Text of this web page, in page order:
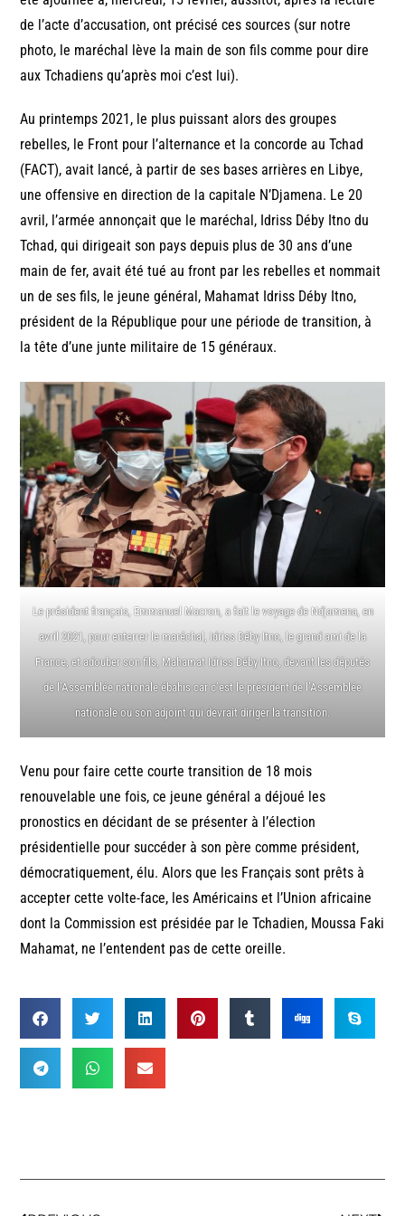
de l’acte d’accusation, ont précisé ces sources (sur notre
photo, le maréchal lève la main de son fils comme pour dire
aux Tchadiens qu’après moi c’est lui).
Au printemps 2021, le plus puissant alors des groupes
rebelles, le Front pour l’alternance et la concorde au Tchad
(FACT), avait lancé, à partir de ses bases arrières en Libye,
une offensive en direction de la capitale N’Djamena. Le 20
avril, l’armée annonçait que le maréchal, Idriss Déby Itno du
Tchad, qui dirigeait son pays depuis plus de 30 ans d’une
main de fer, avait été tué au front par les rebelles et nommait
un de ses fils, le jeune général, Mahamat Idriss Déby Itno,
président de la République pour une période de transition, à
la tête d’une junte militaire de 15 généraux.
Le président français, Emmanuel Macron, a fait le voyage de Ndjamena, en
avril 2021, pour enterrer le maréchal, Idriss Déby Itno, le grand ami de la
France, et adouber son fils, Mahamat Idriss Déby Itno, devant les députés
de l’Assemblée nationale ébahis car c’est le président de l’Assemblée
nationale ou son adjoint qui devrait diriger la transition.
Venu pour faire cette courte transition de 18 mois
renouvelable une fois, ce jeune général a déjoué les
pronostics en décidant de se présenter à l’élection
présidentielle pour succéder à son père comme président,
démocratiquement, élu. Alors que les Français sont prêts à
accepter cette volte-face, les Américains et l’Union africaine
dont la Commission est présidée par le Tchadien, Moussa Faki
Mahamat, ne l’entendent pas de cette oreille.